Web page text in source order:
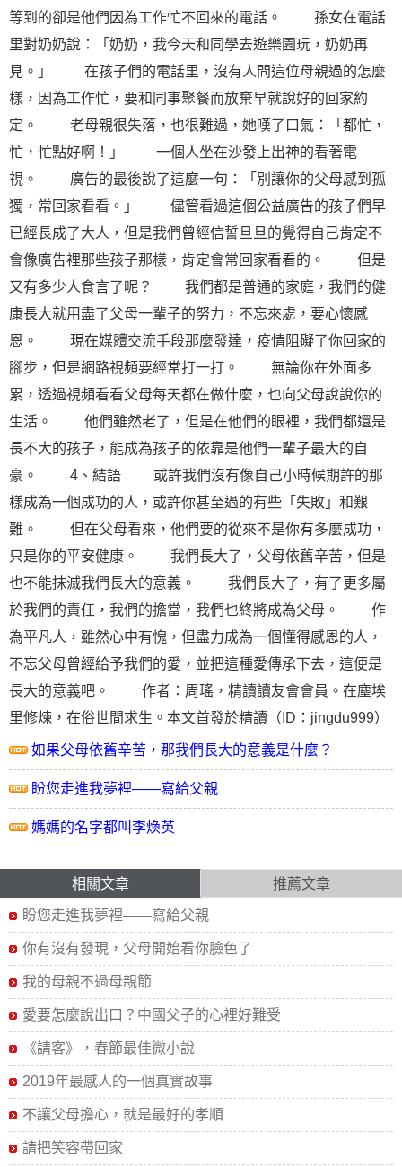
等到的卻是他們因為工作忙不回來的電話。 孫女在電話
里對奶奶說：「奶奶，我今天和同學去遊樂園玩，奶奶再
見。」 在孩子們的電話里，沒有人問這位母親過的怎麼
樣，因為工作忙，要和同事聚餐而放棄早就說好的回家約
定。 老母親很失落，也很難過，她嘆了口氣：「都忙，
忙，忙點好啊！」 一個人坐在沙發上出神的看著電
視。 廣告的最後說了這麼一句：「別讓你的父母感到孤
獨，常回家看看。」 儘管看過這個公益廣告的孩子們早
已經長成了大人，但是我們曾經信誓旦旦的覺得自己肯定不
會像廣告裡那些孩子那樣，肯定會常回家看看的。 但是
又有多少人食言了呢？ 我們都是普通的家庭，我們的健
康長大就用盡了父母一輩子的努力，不忘來處，要心懷感
恩。 現在媒體交流手段那麼發達，疫情阻礙了你回家的
腳步，但是網路視頻要經常打一打。 無論你在外面多
累，透過視頻看看父母每天都在做什麼，也向父母說說你的
生活。 他們雖然老了，但是在他們的眼裡，我們都還是
長不大的孩子，能成為孩子的依靠是他們一輩子最大的自
豪。 4、結語 或許我們沒有像自己小時候期許的那
樣成為一個成功的人，或許你甚至過的有些「失敗」和艱
難。 但在父母看來，他們要的從來不是你有多麼成功，
只是你的平安健康。 我們長大了，父母依舊辛苦，但是
也不能抹滅我們長大的意義。 我們長大了，有了更多屬
於我們的責任，我們的擔當，我們也終將成為父母。 作
為平凡人，雖然心中有愧，但盡力成為一個懂得感恩的人，
不忘父母曾經給予我們的愛，並把這種愛傳承下去，這便是
長大的意義吧。 作者：周瑤，精讀讀友會會員。在塵埃
里修煉，在俗世間求生。本文首發於精讀（ID：jingdu999）
如果父母依舊辛苦，那我們長大的意義是什麼？
盼您走進我夢裡——寫給父親
媽媽的名字都叫李煥英
相關文章 推薦文章
盼您走進我夢裡——寫給父親
你有沒有發現，父母開始看你臉色了
我的母親不過母親節
愛要怎麼說出口？中國父子的心裡好難受
《請客》，春節最佳微小說
2019年最感人的一個真實故事
不讓父母擔心，就是最好的孝順
請把笑容帶回家